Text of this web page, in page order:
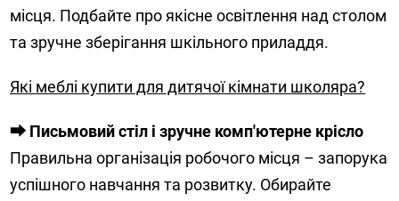
місця. Подбайте про якісне освітлення над столом
та зручне зберігання шкільного приладдя.
Які меблі купити для дитячої кімнати школяра?
⮕ Письмовий стіл і зручне комп'ютерне крісло
Правильна організація робочого місця – запорука
успішного навчання та розвитку. Обирайте